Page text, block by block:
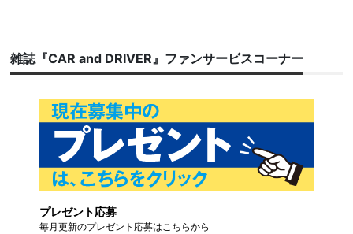
雑誌『CAR and DRIVER』ファンサービスコーナー
プレゼント応募
毎月更新のプレゼント応募はこちらから